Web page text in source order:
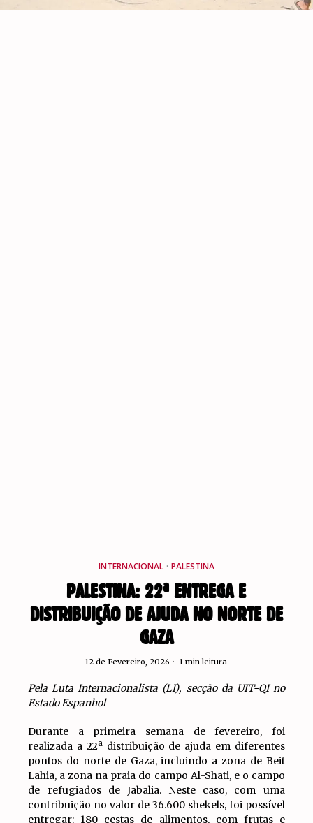
INTERNACIONAL · PALESTINA
PALESTINA: 22ª ENTREGA E
DISTRIBUIÇÃO DE AJUDA NO NORTE DE
GAZA
12 de Fevereiro, 2026 1 min leitura
Pela Luta Internacionalista (LI), secção da UIT-QI no
Estado Espanhol
Durante a primeira semana de fevereiro, foi
realizada a 22ª distribuição de ajuda em diferentes
pontos do norte de Gaza, incluindo a zona de Beit
Lahia, a zona na praia do campo Al-Shati, e o campo
de refugiados de Jabalia. Neste caso, com uma
contribuição no valor de 36.600 shekels, foi possível
entregar: 180 cestas de alimentos, com frutas e